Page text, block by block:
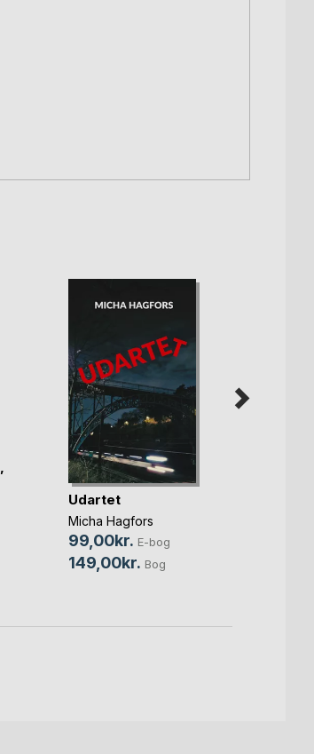
Udartet
Micha Hagfors
99,00kr. E-bog
149,00kr. Bog